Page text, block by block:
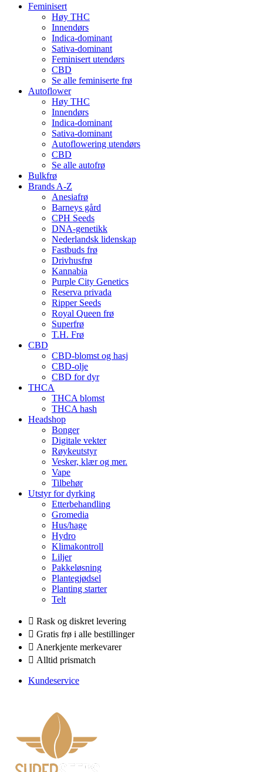
Feminisert
Høy THC
Innendørs
Indica-dominant
Sativa-dominant
Feminisert utendørs
CBD
Se alle feminiserte frø
Autoflower
Høy THC
Innendørs
Indica-dominant
Sativa-dominant
Autoflowering utendørs
CBD
Se alle autofrø
Bulkfrø
Brands A-Z
Anesiafrø
Barneys gård
CPH Seeds
DNA-genetikk
Nederlandsk lidenskap
Fastbuds frø
Drivhusfrø
Kannabia
Purple City Genetics
Reserva privada
Ripper Seeds
Royal Queen frø
Superfrø
T.H. Frø
CBD
CBD-blomst og hasj
CBD-olje
CBD for dyr
THCA
THCA blomst
THCA hash
Headshop
Bonger
Digitale vekter
Røykeutstyr
Vesker, klær og mer.
Vape
Tilbehør
Utstyr for dyrking
Etterbehandling
Gromedia
Hus/hage
Hydro
Klimakontroll
Liljer
Pakkeløsning
Plantegjødsel
Planting starter
Telt
Rask og diskret levering
Gratis frø i alle bestillinger
Anerkjente merkevarer
Alltid prismatch
Kundeservice